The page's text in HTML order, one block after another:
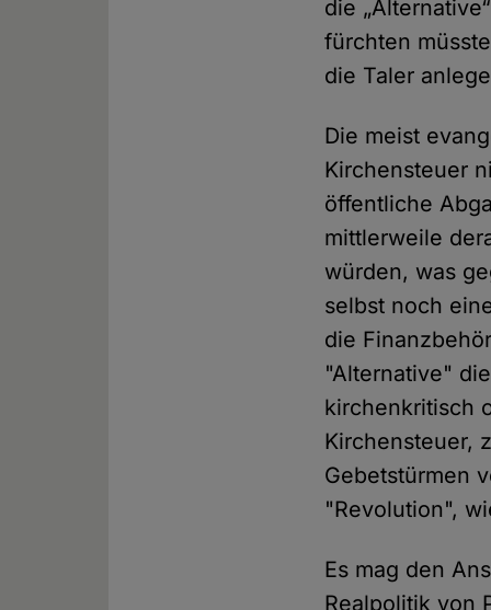
die
fürchten
die Taler
Die meist
Kirchensteuer
öffentliche
mittlerweile
würden, was
selbst noch
die
"Alternative"
kirchenkritisch
Kirchensteuer,
Gebetstürmen
"Revolution",
Es mag den
Realpolitik von